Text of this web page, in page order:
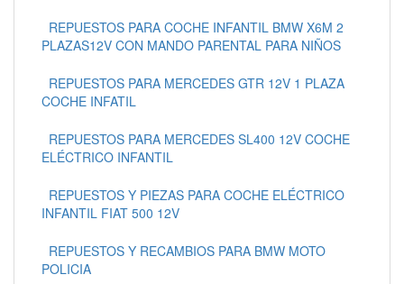
REPUESTOS PARA COCHE INFANTIL BMW X6M 2
PLAZAS12V CON MANDO PARENTAL PARA NIÑOS
REPUESTOS PARA MERCEDES GTR 12V 1 PLAZA
COCHE INFATIL
REPUESTOS PARA MERCEDES SL400 12V COCHE
ELÉCTRICO INFANTIL
REPUESTOS Y PIEZAS PARA COCHE ELÉCTRICO
INFANTIL FIAT 500 12V
REPUESTOS Y RECAMBIOS PARA BMW MOTO
POLICIA